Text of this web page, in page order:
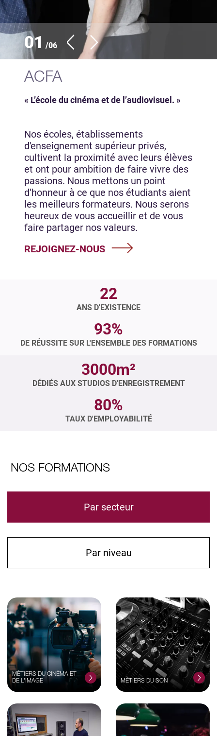
02 /06
ACFA
« L’école du cinéma et de l’audiovisuel. »
Nos écoles, établissements
d'enseignement supérieur privés,
cultivent la proximité avec leurs élèves
et ont pour ambition de faire vivre des
passions. Nous mettons un point
d’honneur à ce que nos étudiants aient
les meilleurs formateurs. Nous serons
heureux de vous accueillir et de vous
faire partager nos valeurs.
REJOIGNEZ-NOUS
22
ANS D'EXISTENCE
93%
DE RÉUSSITE SUR L'ENSEMBLE DES FORMATIONS
3000m²
DÉDIÉS AUX STUDIOS D'ENREGISTREMENT
80%
TAUX D'EMPLOYABILITÉ
NOS FORMATIONS
Par secteur
Par niveau
MÉTIERS DU CINÉMA ET
DE L'IMAGE
MÉTIERS DU SON